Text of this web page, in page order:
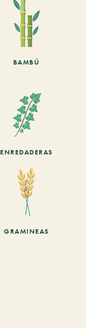
BAMBÚ
ENREDADERAS
GRAMINEAS